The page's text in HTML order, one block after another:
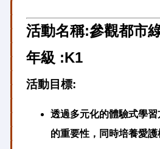
活動名稱:參觀都市
年級 :K1
活動目標:
透過多元化的體驗式學
的重要性，同時培養愛